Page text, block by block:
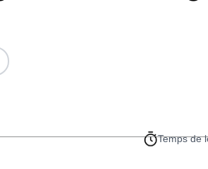
Temps de